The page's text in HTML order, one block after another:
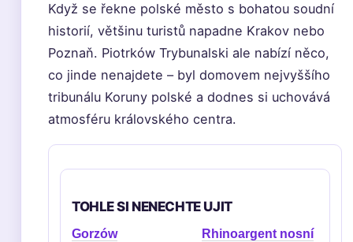
Když se řekne polské město s bohatou soudní
historií, většinu turistů napadne Krakov nebo
Poznaň. Piotrków Trybunalski ale nabízí něco,
co jinde nenajdete – byl domovem nejvyššího
tribunálu Koruny polské a dodnes si uchovává
atmosféru královského centra.
TOHLE SI NENECHTE UJIT
Gorzów
Rhinoargent nosní